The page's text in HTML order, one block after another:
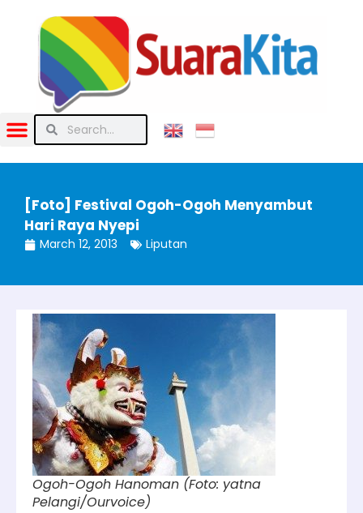
[Foto] Festival Ogoh-Ogoh Menyambut
Hari Raya Nyepi
March 12, 2013 Liputan
Ogoh-Ogoh Hanoman (Foto: yatna
Pelangi/Ourvoice)